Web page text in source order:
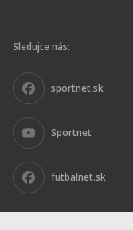
Sledujte nás:
sportnet.sk
Sportnet
futbalnet.sk